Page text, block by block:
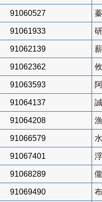
91060527
91061933
91062139
91062362
91063593
91064137
91064208
91066579
91067401
91068289
91069490